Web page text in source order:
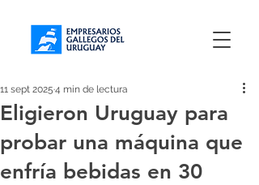
Eligieron Uruguay para
probar una máquina que
enfría bebidas en 30
11 sept 2025 4 min de lectura